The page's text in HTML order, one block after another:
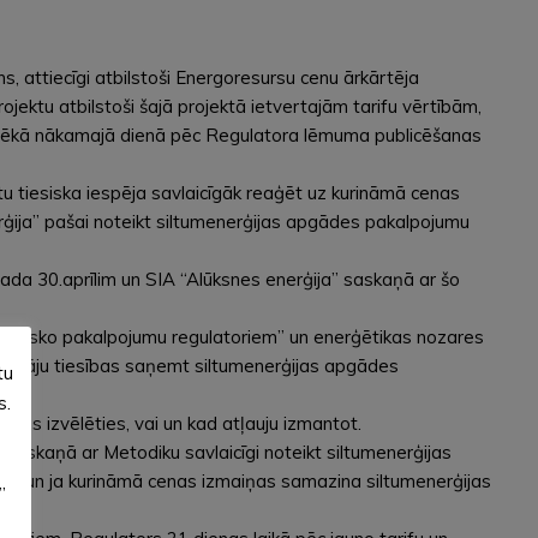
attiecīgi atbilstoši Energoresursu cenu ārkārtēja
atbilstoši šajā projektā ietvertajām tarifu vērtībām,
nākamajā dienā pēc Regulatora lēmuma publicēšanas
tiesiska iespēja savlaicīgāk reaģēt uz kurināmā cenas
pašai noteikt siltumenerģijas apgādes pakalpojumu
30.aprīlim un SIA “Alūksnes enerģija” saskaņā ar šo
pakalpojumu regulatoriem” un enerģētikas nozares
tiesības saņemt siltumenerģijas apgādes
izvēlēties, vai un kad atļauju izmantot.
ar Metodiku savlaicīgi noteikt siltumenerģijas
un ja kurināmā cenas izmaiņas samazina siltumenerģijas